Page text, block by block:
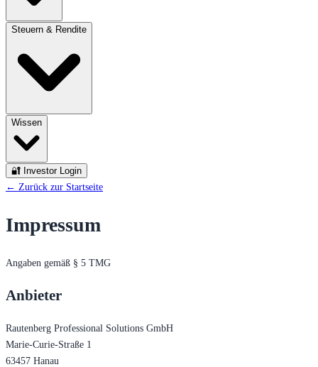
Steuern & Rendite
Wissen
🔐 Investor Login
← Zurück zur Startseite
Impressum
Angaben gemäß § 5 TMG
Anbieter
Rautenberg Professional Solutions GmbH
Marie-Curie-Straße 1
63457 Hanau